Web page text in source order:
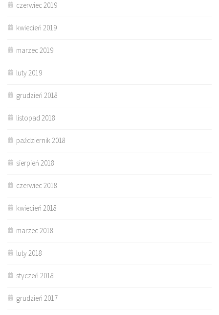
czerwiec 2019
kwiecień 2019
marzec 2019
luty 2019
grudzień 2018
listopad 2018
październik 2018
sierpień 2018
czerwiec 2018
kwiecień 2018
marzec 2018
luty 2018
styczeń 2018
grudzień 2017